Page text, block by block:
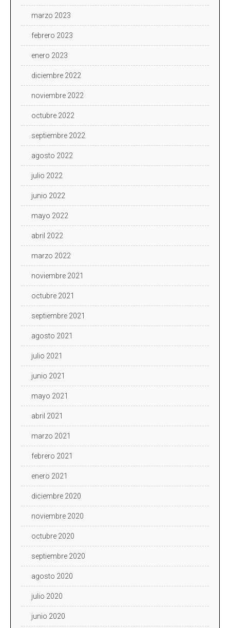
marzo 2023
febrero 2023
enero 2023
diciembre 2022
noviembre 2022
octubre 2022
septiembre 2022
agosto 2022
julio 2022
junio 2022
mayo 2022
abril 2022
marzo 2022
noviembre 2021
octubre 2021
septiembre 2021
agosto 2021
julio 2021
junio 2021
mayo 2021
abril 2021
marzo 2021
febrero 2021
enero 2021
diciembre 2020
noviembre 2020
octubre 2020
septiembre 2020
agosto 2020
julio 2020
junio 2020